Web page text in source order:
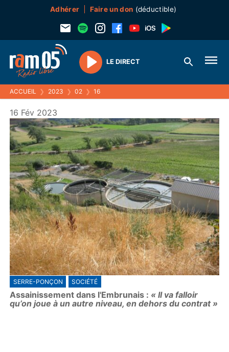
Adhérer Faire un don (déductible)
Play
LE DIRECT
ACCUEIL ❯ 2023 ❯ 02 ❯ 16
16 Fév 2023
SERRE-PONÇON SOCIÉTÉ
Assainissement dans l'Embrunais : « Il va falloir
qu’on joue à un autre niveau, en dehors du contrat »